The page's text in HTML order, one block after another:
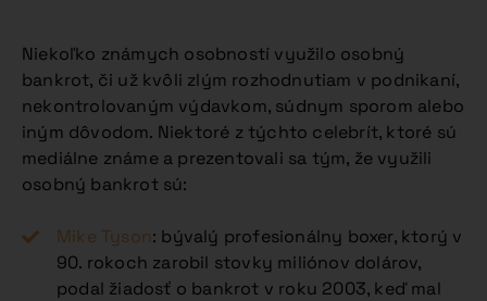
Niekoľko známych osobností využilo osobný
bankrot, či už kvôli zlým rozhodnutiam v podnikaní,
nekontrolovaným výdavkom, súdnym sporom alebo
iným dôvodom. Niektoré z týchto celebrít, ktoré sú
mediálne známe a prezentovali sa tým, že využili
osobný bankrot sú:
Mike Tyson: bývalý profesionálny boxer, ktorý v
90. rokoch zarobil stovky miliónov dolárov,
podal žiadosť o bankrot v roku 2003, keď mal